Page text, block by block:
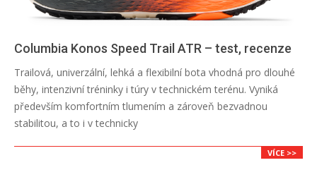
Columbia Konos Speed Trail ATR – test, recenze
Trailová, univerzální, lehká a flexibilní bota vhodná pro dlouhé
běhy, intenzivní tréninky i túry v technickém terénu. Vyniká
především komfortním tlumením a zároveň bezvadnou
stabilitou, a to i v technicky
VÍCE >>